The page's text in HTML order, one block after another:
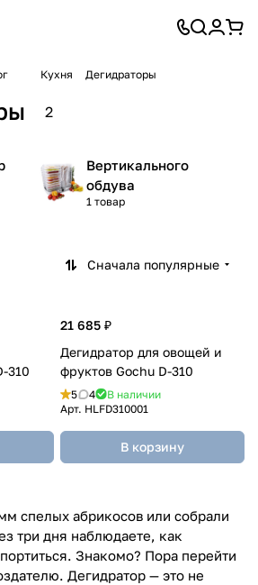
Кухня Дегидраторы
2
Вертикального
обдува
1 товар
Сначала популярные
310
21 685 ₽
Дегидратор для овощей и
фруктов Gochu D-310
5 4
В наличии
Арт. HLFD310001
В корзину
спелых абрикосов или собрали
три дня наблюдаете, как
Знакомо? Пора перейти
Дегидратор — это не